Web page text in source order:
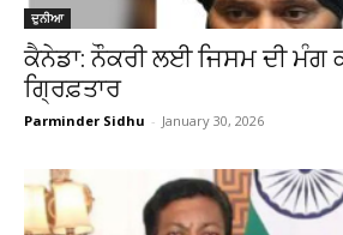
ਦੁਨੀਆ
ਕੈਨੇਡਾ: ਨੌਕਰੀ ਲਈ ਜਿਸਮ ਦੀ ਮੰਗ
ਗ੍ਰਿਫ਼ਤਾਰ
Parminder Sidhu - January 30, 2026